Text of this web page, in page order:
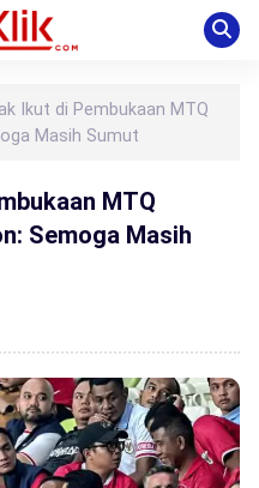
Ikut di Pembukaan MTQ
Masih Sumut
MTQ
Semoga Masih